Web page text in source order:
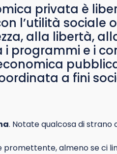
privata è
l’utilità sociale
alla libertà,
programmi e i
a fini
. Notate qualcosa di
promettente, almeno se ci